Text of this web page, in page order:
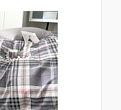
Сравнение
В наличии